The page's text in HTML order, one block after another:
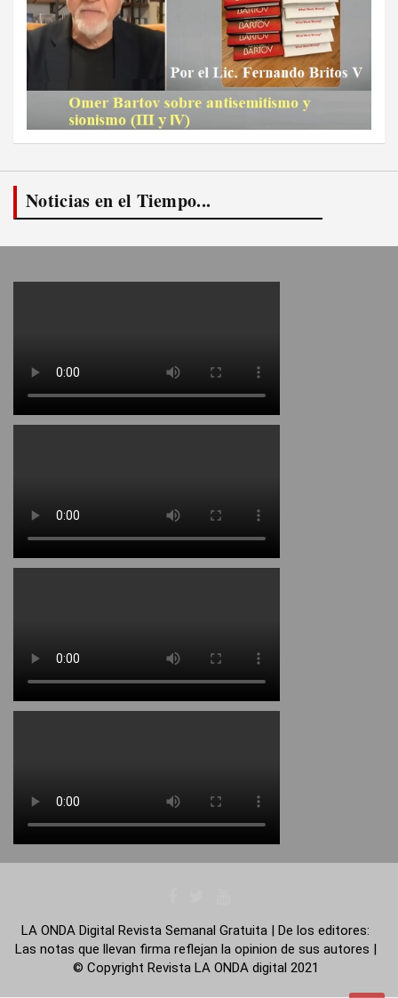
Noticias en el Tiempo...
LA ONDA Digital Revista Semanal Gratuita | De los editores:
Las notas que llevan firma reflejan la opinion de sus autores |
© Copyright Revista LA ONDA digital 2021